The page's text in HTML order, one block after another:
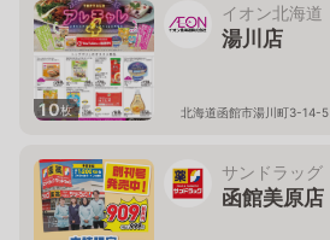
10枚
イオン北海道
湯川店
北海道函館市湯川町3-14-5
サンドラッグ
函館美原店